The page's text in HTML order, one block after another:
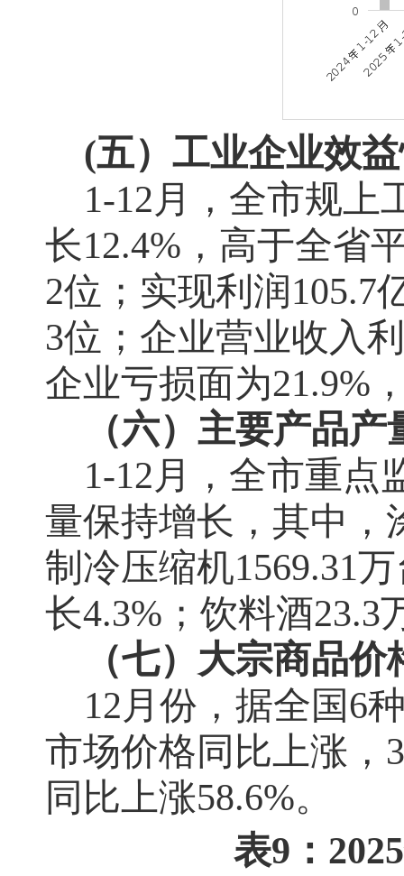
(五）工业企业效
1-12 月，全市规上
长12.4% ，高于全省
2位；实现利润105.7
3位；企业营业收入
企业亏损面为21.9%
（六）主要产品产
1-12 月，全市重点
量保持增长，其中，
制冷压缩机1569.31
长4.3% ；饮料酒23.3
（七） 大宗商品价
12 月份，据全国6
市场价格同比上涨， 3
同比上涨58.6%。
表9：